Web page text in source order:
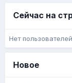
Сейчас на
Нет
Новое